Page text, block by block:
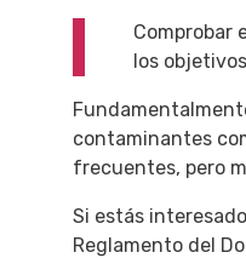
Comprobar
los
contaminantes
frecuentes, pero
Si estás
Reglamento del